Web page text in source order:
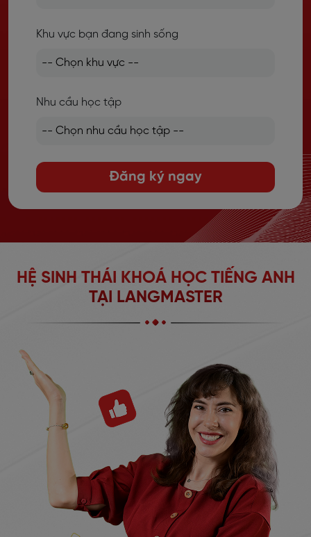
Khu vực bạn đang sinh sống
Nhu cầu học tập
Đăng ký ngay
HỆ SINH THÁI KHOÁ HỌC TIẾNG ANH
TẠI LANGMASTER